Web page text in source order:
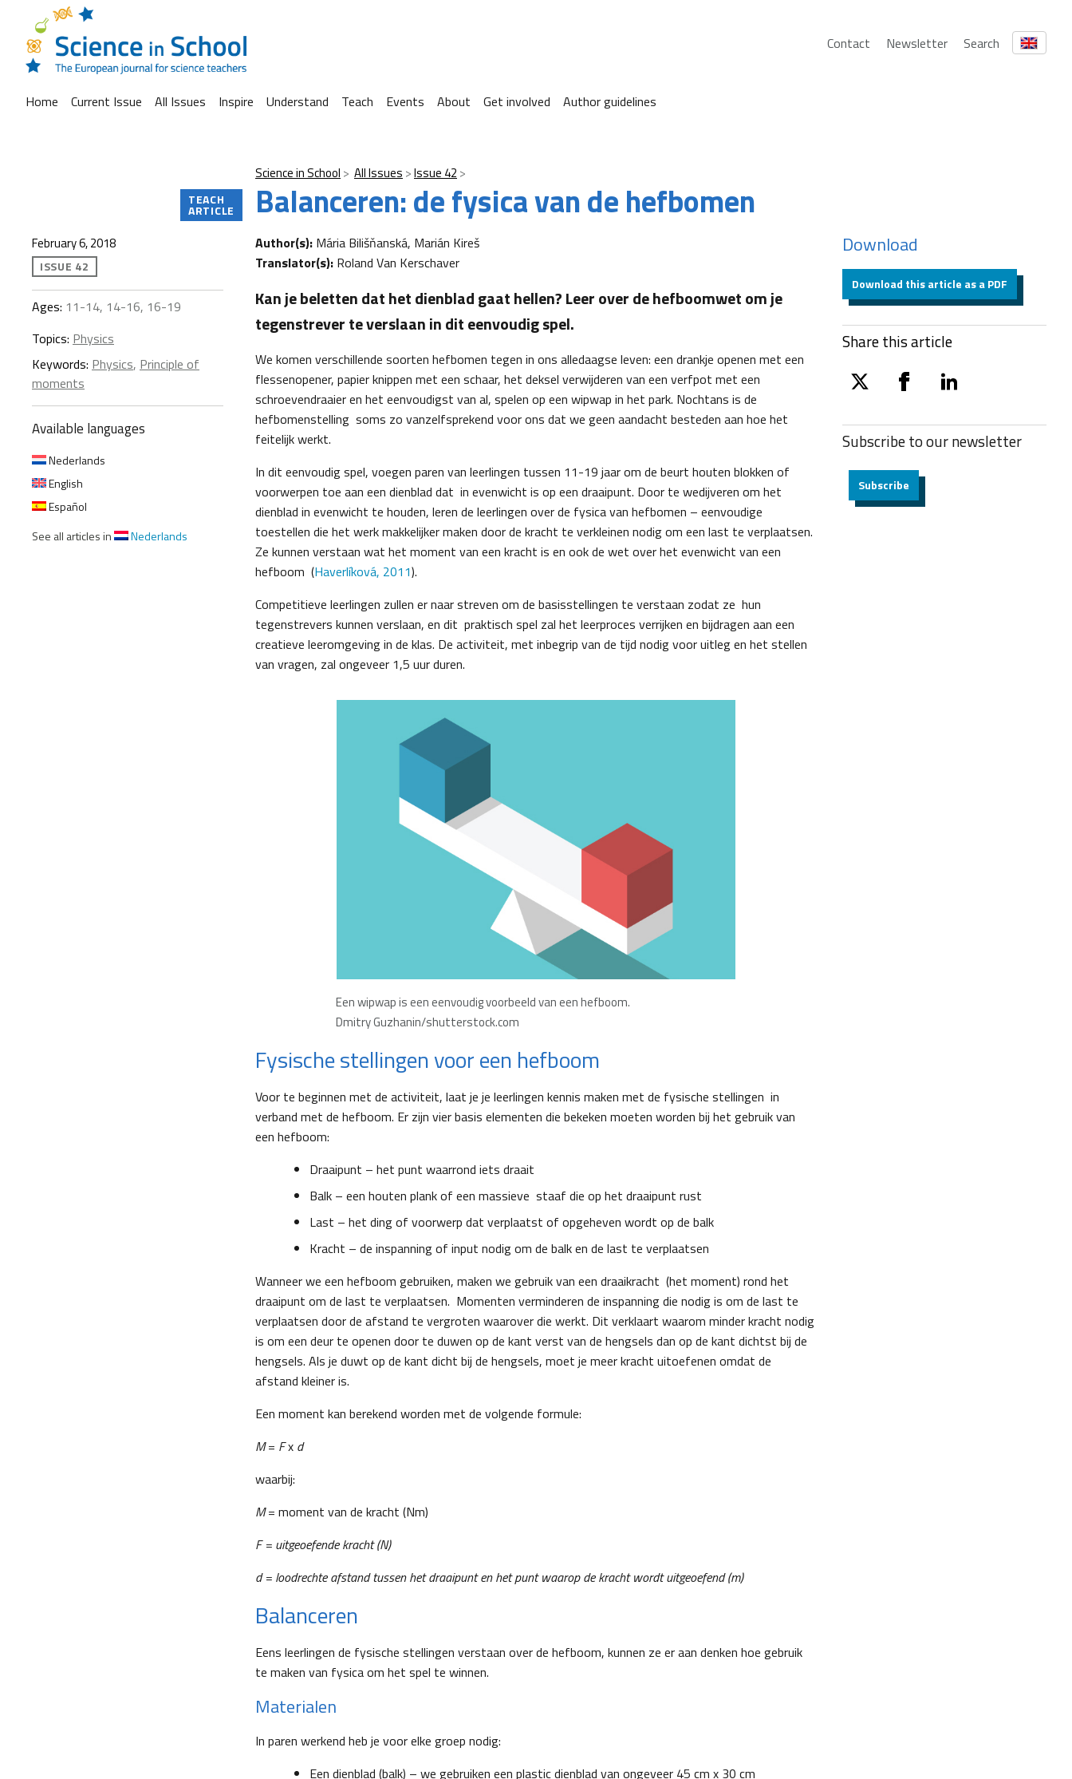
Contact Newsletter Search
Home Current Issue All Issues Inspire Understand Teach Events About Get involved Author guidelines
Science in School All Issues Issue 42
Balanceren: de fysica van de hefbomen
TEACH
ARTICLE
February 6, 2018
ISSUE 42
Ages: 11-14, 14-16, 16-19
Topics: Physics
Keywords: Physics, Principle of
moments
Available languages
Nederlands
English
Español
See all articles in
Nederlands
Author(s): Mária Bilišňanská, Marián Kireš
Translator(s): Roland Van Kerschaver
Kan je beletten dat het dienblad gaat hellen? Leer over de hefboomwet om je
tegenstrever te verslaan in dit eenvoudig spel.
We komen verschillende soorten hefbomen tegen in ons alledaagse leven: een drankje openen met een
flessenopener, papier knippen met een schaar, het deksel verwijderen van een verfpot met een
schroevendraaier en het eenvoudigst van al, spelen op een wipwap in het park. Nochtans is de
hefbomenstelling soms zo vanzelfsprekend voor ons dat we geen aandacht besteden aan hoe het
feitelijk werkt.
In dit eenvoudig spel, voegen paren van leerlingen tussen 11-19 jaar om de beurt houten blokken of
voorwerpen toe aan een dienblad dat in evenwicht is op een draaipunt. Door te wedijveren om het
dienblad in evenwicht te houden, leren de leerlingen over de fysica van hefbomen – eenvoudige
toestellen die het werk makkelijker maken door de kracht te verkleinen nodig om een last te verplaatsen.
Ze kunnen verstaan wat het moment van een kracht is en ook de wet over het evenwicht van een
hefboom (Haverlíková, 2011).
Competitieve leerlingen zullen er naar streven om de basisstellingen te verstaan zodat ze hun
tegenstrevers kunnen verslaan, en dit praktisch spel zal het leerproces verrijken en bijdragen aan een
creatieve leeromgeving in de klas. De activiteit, met inbegrip van de tijd nodig voor uitleg en het stellen
van vragen, zal ongeveer 1,5 uur duren.
Een wipwap is een eenvoudig voorbeeld van een hefboom.
Dmitry Guzhanin/shutterstock.com
Fysische stellingen voor een hefboom
Voor te beginnen met de activiteit, laat je je leerlingen kennis maken met de fysische stellingen in
verband met de hefboom. Er zijn vier basis elementen die bekeken moeten worden bij het gebruik van
een hefboom:
Draaipunt – het punt waarrond iets draait
Balk – een houten plank of een massieve staaf die op het draaipunt rust
Last – het ding of voorwerp dat verplaatst of opgeheven wordt op de balk
Kracht – de inspanning of input nodig om de balk en de last te verplaatsen
Wanneer we een hefboom gebruiken, maken we gebruik van een draaikracht (het moment) rond het
draaipunt om de last te verplaatsen. Momenten verminderen de inspanning die nodig is om de last te
verplaatsen door de afstand te vergroten waarover die werkt. Dit verklaart waarom minder kracht nodig
is om een deur te openen door te duwen op de kant verst van de hengsels dan op de kant dichtst bij de
hengsels. Als je duwt op de kant dicht bij de hengsels, moet je meer kracht uitoefenen omdat de
afstand kleiner is.
Een moment kan berekend worden met de volgende formule:
M= Fx d
waarbij:
M= moment van de kracht (Nm)
F = uitgeoefende kracht (N)
d = loodrechte afstand tussen het draaipunt en het punt waarop de kracht wordt uitgeoefend (m)
Balanceren
Eens leerlingen de fysische stellingen verstaan over de hefboom, kunnen ze er aan denken hoe gebruik
te maken van fysica om het spel te winnen.
Materialen
In paren werkend heb je voor elke groep nodig:
Een dienblad (balk) – we gebruiken een plastic dienblad van ongeveer 45 cm x 30 cm
Download
Download this article as a PDF
Share this article
twitter facebooklinkedin
Subscribe to ournewsletter
Subscribe